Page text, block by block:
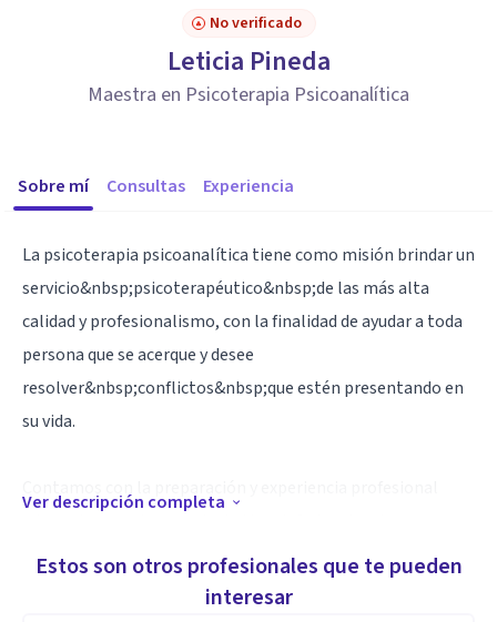
No verificado
Leticia Pineda
Maestra en Psicoterapia Psicoanalítica
Sobre mí Consultas Experiencia
La psicoterapia psicoanalítica tiene como misión brindar un
servicio&nbsp;psicoterapéutico&nbsp;de las más alta
calidad y profesionalismo, con la finalidad de ayudar a toda
persona que se acerque y desee
resolver&nbsp;conflictos&nbsp;que estén presentando en
su vida.
conflictiva emocional&nbsp;que usted o sus seres queridos
estén viviendo en este momento.
Ver descripción completa
Estos son otros profesionales que te pueden
interesar